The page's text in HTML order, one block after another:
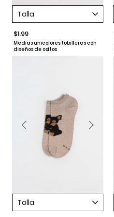
Talla
$1.99
Medias unicolores tobilleras con
diseños de ositos
Talla